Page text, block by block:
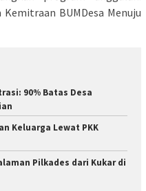
BUMDesa Menuju
90% Batas Desa
Keluarga Lewat PKK
Pilkades dari Kukar di